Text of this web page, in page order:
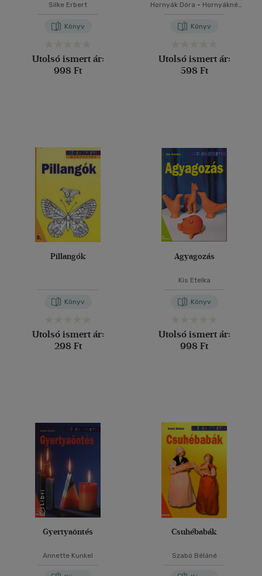
Silke Erbert
Könyv
Utolsó ismert ár:
998 Ft
Hornyák Dóra - Hornyákné
Könyv
Utolsó ismert ár:
598 Ft
Pillangók
Könyv
Utolsó ismert ár:
298 Ft
Agyagozás
Kis Etelka
Könyv
Utolsó ismert ár:
998 Ft
Gyertyaöntés
Annette Kunkel
Csuhébabák
Szabó Béláné